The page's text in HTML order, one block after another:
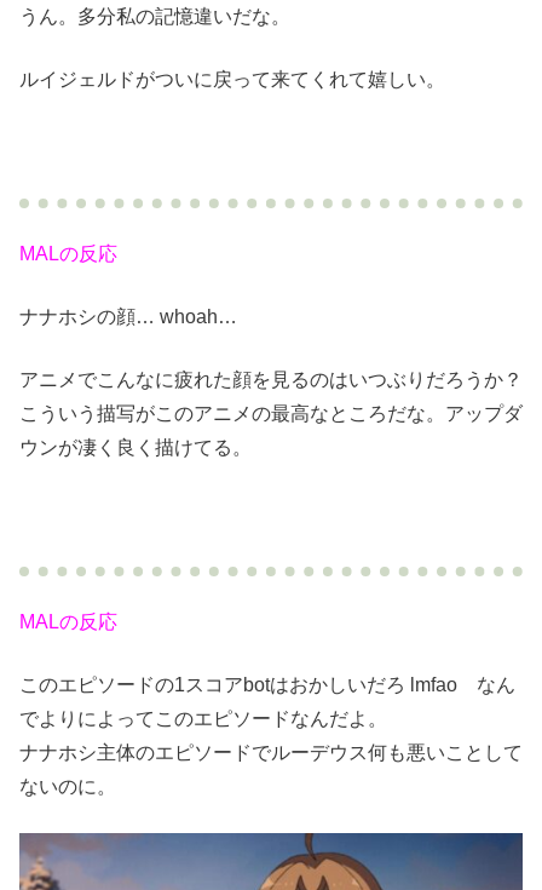
うん。多分私の記憶違いだな。
ルイジェルドがついに戻って来てくれて嬉しい。
MALの反応
ナナホシの顔… whoah…
アニメでこんなに疲れた顔を見るのはいつぶりだろうか？
こういう描写がこのアニメの最高なところだな。アップダ
ウンが凄く良く描けてる。
MALの反応
このエピソードの1スコアbotはおかしいだろ lmfao なん
でよりによってこのエピソードなんだよ。
ナナホシ主体のエピソードでルーデウス何も悪いことして
ないのに。